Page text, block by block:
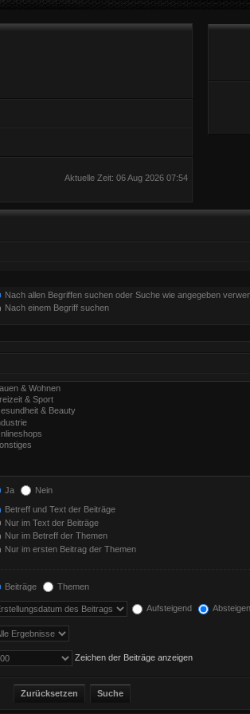
Aktuelle Zeit: 06 Aug 2026 07:54
Nach allen Begriffen suchen oder Suche wie angegeben
Nach einem Begriff suchen
Ja Nein
Betreff und Text der Beiträge
Nur im Text der Beiträge
Nur im Betreff der Themen
Nur im ersten Beitrag der Themen
Beiträge Themen
Aufsteigend
Zeichen der Beiträge anzeigen